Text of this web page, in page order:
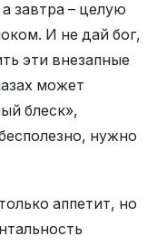
завтра – целую
И не дай бог,
эти внезапные
может
блеск»,
нужно
аппетит, но